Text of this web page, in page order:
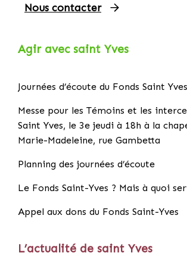
Nous contacter
Agir avec saint Yves
Journées d’écoute du Fonds Saint Yves
Messe pour les Témoins et les
Saint Yves, le 3e jeudi à 18h à la
Marie-Madeleine, rue Gambetta
Planning des journées d’écoute
Le Fonds Saint-Yves ? Mais à quoi
Appel aux dons du Fonds Saint-Yves
L’actualité de saint Yves